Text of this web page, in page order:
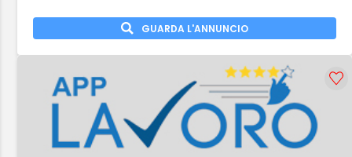
GUARDA L'ANNUNCIO